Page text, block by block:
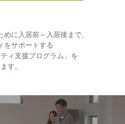
に入居前～入居後まで、
をサポートする
ィ支援プログラム」を
す。